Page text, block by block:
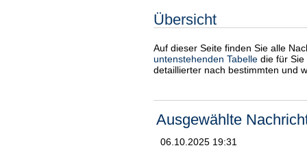
Übersicht
Auf dieser Seite finden Sie alle
untenstehenden Tabelle die für
detaillierter nach bestimmten und
Ausgewählte
06.10.2025 19:31